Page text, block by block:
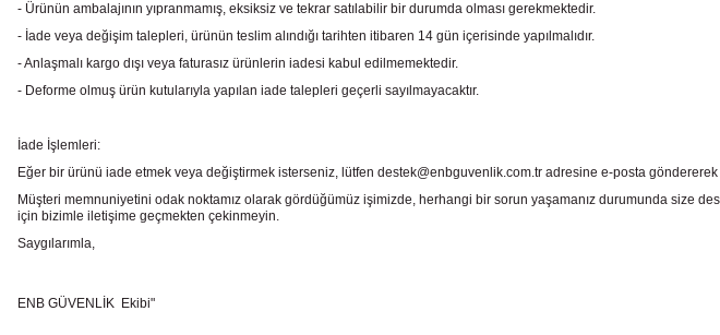
- Ürünün ambalajının yıpranmamış, eksiksiz ve tekrar satılabilir bir durumda olması gerekmektedir.
- İade veya değişim talepleri, ürünün teslim alındığı tarihten itibaren 14 gün içerisinde yapılmalıdır.
- Anlaşmalı kargo dışı veya faturasız ürünlerin iadesi kabul edilmemektedir.
- Deforme olmuş ürün kutularıyla yapılan iade talepleri geçerli sayılmayacaktır.
İade İşlemleri:
Eğer bir ürünü iade etmek veya değiştirmek isterseniz, lütfen destek@enbguvenlik.com.tr adresine e-posta
Müşteri memnuniyetini odak noktamız olarak gördüğümüz işimizde, herhangi bir sorun yaşamanız durumunda size
için bizimle iletişime geçmekten çekinmeyin.
Saygılarımla,
ENB GÜVENLİK Ekibi"